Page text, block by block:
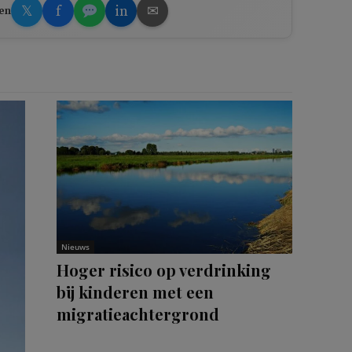
𝕏 f in ✉
Nieuws
Hoger risico op verdrinking
bij kinderen met een
migratieachtergrond